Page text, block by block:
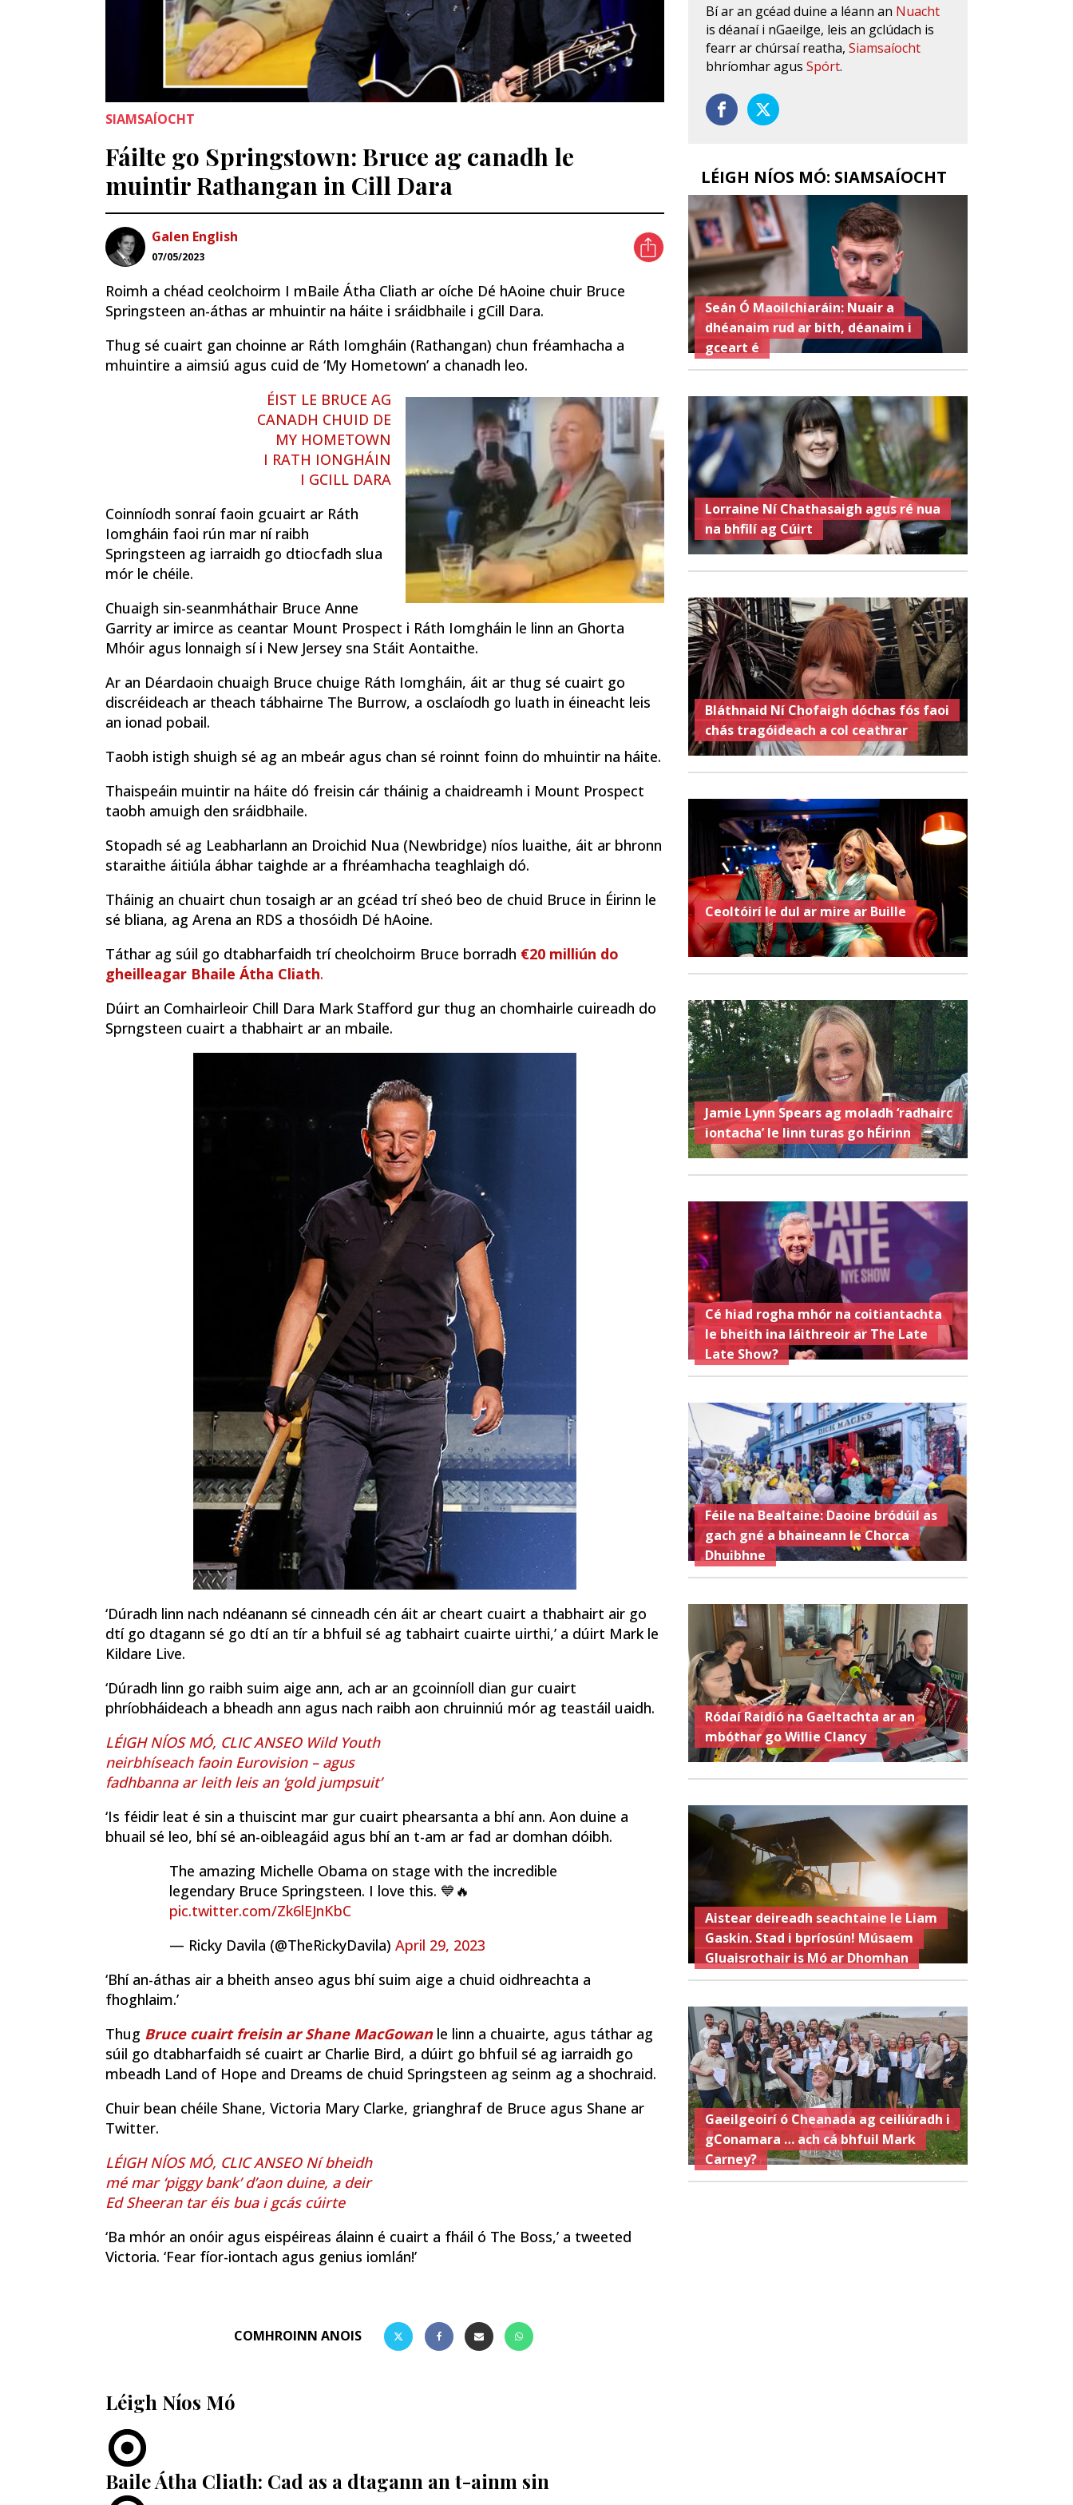
SIAMSAÍOCHT
Fáilte go Springstown: Bruce ag canadh le
muintir Rathangan in Cill Dara
Galen English
07/05/2023
Roimh a chéad ceolchoirm I mBaile Átha Cliath ar oíche Dé hAoine chuir Bruce
Springsteen an-áthas ar mhuintir na háite i sráidbhaile i gCill Dara.
Thug sé cuairt gan choinne ar Ráth Iomgháin (Rathangan) chun fréamhacha a
mhuintire a aimsiú agus cuid de ‘My Hometown’ a chanadh leo.
ÉIST LE BRUCE AG
CANADH CHUID DE
MY HOMETOWN
I RATH IONGHÁIN
I GCILL DARA
Coinníodh sonraí faoin gcuairt ar Ráth
Iomgháin faoi rún mar ní raibh
Springsteen ag iarraidh go dtiocfadh slua
mór le chéile.
Chuaigh sin-seanmháthair Bruce Anne
Garrity ar imirce as ceantar Mount Prospect i Ráth Iomgháin le linn an Ghorta
Mhóir agus lonnaigh sí i New Jersey sna Stáit Aontaithe.
Ar an Déardaoin chuaigh Bruce chuige Ráth Iomgháin, áit ar thug sé cuairt go
discréideach ar theach tábhairne The Burrow, a osclaíodh go luath in éineacht leis
an ionad pobail.
Taobh istigh shuigh sé ag an mbeár agus chan sé roinnt foinn do mhuintir na háite.
Thaispeáin muintir na háite dó freisin cár tháinig a chaidreamh i Mount Prospect
taobh amuigh den sráidbhaile.
Stopadh sé ag Leabharlann an Droichid Nua (Newbridge) níos luaithe, áit ar bhronn
staraithe áitiúla ábhar taighde ar a fhréamhacha teaghlaigh dó.
Tháinig an chuairt chun tosaigh ar an gcéad trí sheó beo de chuid Bruce in Éirinn le
sé bliana, ag Arena an RDS a thosóidh Dé hAoine.
Táthar ag súil go dtabharfaidh trí cheolchoirm Bruce borradh €20 milliún do
gheilleagar Bhaile Átha Cliath.
Dúirt an Comhairleoir Chill Dara Mark Stafford gur thug an chomhairle cuireadh do
Sprngsteen cuairt a thabhairt ar an mbaile.
‘Dúradh linn nach ndéanann sé cinneadh cén áit ar cheart cuairt a thabhairt air go
dtí go dtagann sé go dtí an tír a bhfuil sé ag tabhairt cuairte uirthi,’ a dúirt Mark le
Kildare Live.
‘Dúradh linn go raibh suim aige ann, ach ar an gcoinníoll dian gur cuairt
phríobháideach a bheadh ann agus nach raibh aon chruinniú mór ag teastáil uaidh.
LÉIGH NÍOS MÓ, CLIC ANSEO Wild Youth
neirbhíseach faoin Eurovision – agus
fadhbanna ar leith leis an ‘gold jumpsuit’
‘Is féidir leat é sin a thuiscint mar gur cuairt phearsanta a bhí ann. Aon duine a
bhuail sé leo, bhí sé an-oibleagáid agus bhí an t-am ar fad ar domhan dóibh.
The amazing Michelle Obama on stage with the incredible
legendary Bruce Springsteen. I love this. 💙🔥
pic.twitter.com/Zk6lEJnKbC
— Ricky Davila (@TheRickyDavila) April 29, 2023
‘Bhí an-áthas air a bheith anseo agus bhí suim aige a chuid oidhreachta a
fhoghlaim.’
Thug Bruce cuairt freisin ar Shane MacGowanle linn a chuairte, agus táthar ag
súil go dtabharfaidh sé cuairt ar Charlie Bird, a dúirt go bhfuil sé ag iarraidh go
mbeadh Land of Hope and Dreams de chuid Springsteen ag seinm ag a shochraid.
Chuir bean chéile Shane, Victoria Mary Clarke, grianghraf de Bruce agus Shane ar
Twitter.
LÉIGH NÍOS MÓ, CLIC ANSEO Ní bheidh
mé mar ‘piggy bank’ d’aon duine, a deir
Ed Sheeran tar éis bua i gcás cúirte
‘Ba mhór an onóir agus eispéireas álainn é cuairt a fháil ó The Boss,’ a tweeted
Victoria. ‘Fear fíor-iontach agus genius iomlán!’
COMHROINN ANOIS
Léigh Níos Mó
Baile Átha Cliath: Cad as a dtagann an t-ainm sin
Bí ar an gcéad duine a léann an Nuacht
is déanaí i nGaeilge, leis an gclúdach is
fearr ar chúrsaí reatha,Siamsaíocht
bhríomhar agusSpórt.
LÉIGH NÍOS MÓ: SIAMSAÍOCHT
Seán Ó Maoilchiaráin: Nuair a
dhéanaim rud ar bith, déanaim i
gceart é
Lorraine Ní Chathasaigh agus ré nua
na bhfilí ag Cúirt
Bláthnaid Ní Chofaigh dóchas fós faoi
chás tragóideach a col ceathrar
Ceoltóirí le dul ar mire ar Buille
Jamie Lynn Spears ag moladh ‘radhairc
iontacha’ le linn turas go hÉirinn
Cé hiad rogha mhór na coitiantachta
le bheith ina láithreoir ar The Late
Late Show?
Féile na Bealtaine: Daoine bródúil as
gach gné a bhaineann le Chorca
Dhuibhne
Ródaí Raidió na Gaeltachta ar an
mbóthar go Willie Clancy
Aistear deireadh seachtaine le Liam
Gaskin. Stad i bpríosún! Músaem
Gluaisrothair is Mó ar Dhomhan
Gaeilgeoirí ó Cheanada ag ceiliúradh i
gConamara … ach cá bhfuil Mark
Carney?